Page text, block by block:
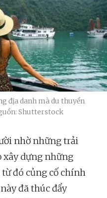
địa danh mà du thuyền
Shutterstock
nhờ những trải
dựng những
đó củng cố chính
đã thúc đẩy